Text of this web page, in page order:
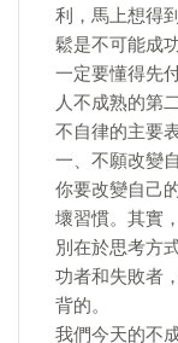
利，馬上想得
鬆是不可能成功
一定要懂得先
人不成熟的第
不自律的主要
一、不願改變
你要改變自己
壞習慣。其實
別在於思考方
功者和失敗者
背的。
我們今天的不